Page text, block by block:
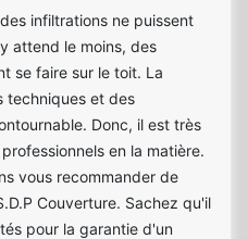
infiltrations ne puissent
attend le moins, des
se faire sur le toit. La
techniques et des
Donc, il est très
en la matière.
vous recommander de
Couverture. Sachez qu'il
pour la garantie d'un